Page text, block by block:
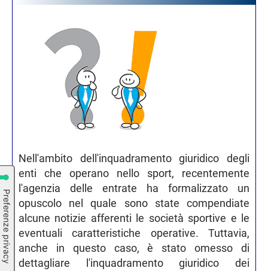
Nell'ambito dell'inquadramento giuridico degli
enti che operano nello sport, recentemente
l'agenzia delle entrate ha formalizzato un
opuscolo nel quale sono state compendiate
alcune notizie afferenti le società sportive e le
eventuali caratteristiche operative. Tuttavia,
anche in questo caso, è stato omesso di
dettagliare l'inquadramento giuridico dei